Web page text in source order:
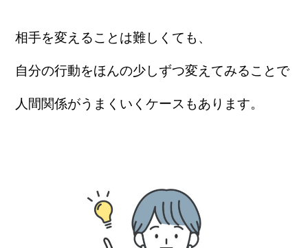
相手を変えることは難しくても、
自分の行動をほんの少しずつ変えてみることで
人間関係がうまくいくケースもあります。